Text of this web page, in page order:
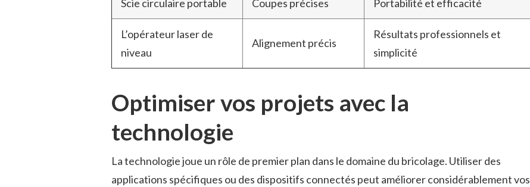
Scie circulaire portable Coupes précises Portabilité et efficacité
L’opérateur laser de
niveau
Alignement précis
Résultats professionnels et
simplicité
Optimiser vos projets avec la
technologie
La technologie joue un rôle de premier plan dans le domaine du bricolage. Utiliser des
applications spécifiques ou des dispositifs connectés peut améliorer considérablement vos